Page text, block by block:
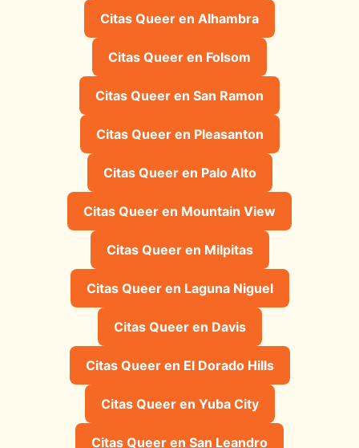
Citas Queer en Alhambra
Citas Queer en Folsom
Citas Queer en San Ramon
Citas Queer en Pleasanton
Citas Queer en Palo Alto
Citas Queer en Mountain View
Citas Queer en Milpitas
Citas Queer en Laguna Niguel
Citas Queer en Davis
Citas Queer en El Dorado Hills
Citas Queer en Yuba City
Citas Queer en San Leandro